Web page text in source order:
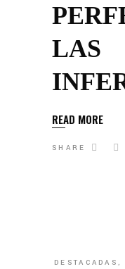
LAS
READ MORE
SHARE
DESTACADAS ,